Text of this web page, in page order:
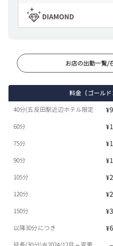
お店の出勤一覧/
料金（ゴールド
40分(五反田駅近辺ホテル限定
60分
75分
90分
105分
120分
150分
以降30分につき